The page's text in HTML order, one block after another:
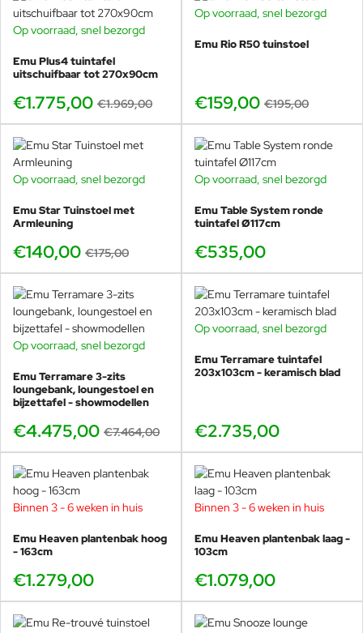
De Emu Combo tuintafel 80x80 cm is een uitstekende
keuze voorhoreca en bedrijven
in te delen op terrassen en het parasolgat maakt het
eenvoudig om in één beweging schaduw te creëren voor
gasten. Door het geperforeerde blad blijft de tafel
bovendien sneller droog na regen, wat prettig is bij
dagelijks gebruik.
Ideaal formaat voor terrassen en hotel patios
Parasolgat centraal geplaatst voor efficiënt
schaduwgebruik
wissels
Tijdloos ontwerp dat past bij verschillende
Wij denken graag mee over aantallen, kleurkeuzes en
combinaties met bijpassende stoelen voor
projectinrichting.
Ruim op voorraad bij Veurst vanaf voorjaar
2026
Veurst is officieel de grootste Emu dealer ter wereld
van2026hebben wij meerdere Emu Combo tuintafels in
verschillende afmetingen en kleuren ruim op voorraad.
bekijken, afwerkingen vergelijken en combinaties maken
van de juiste uitvoering voor uw tuin, terras of project.
-10%
Op voorraad, snel bezorgd
Emu Plus4 tuintafel
uitschuifbaar tot 270x90cm
€1.775,00 €1.969,00
-18%
Op voorraad, snel bezorgd
Emu Rio R50 tuinstoel
€159,00 €195,00
-20%
Op voorraad, snel bezorgd
Emu Star Tuinstoel met
Armleuning
€140,00 €175,00
Op voorraad, snel bezorgd
Emu Table System ronde
tuintafel Ø117cm
€535,00
BUNDELKORTING
-40%
Op voorraad, snel bezorgd
Emu Terramare 3-zits
loungebank, loungestoel en
bijzettafel - showmodellen
€4.475,00 €7.464,00
Op voorraad, snel bezorgd
Emu Terramare tuintafel
203x103cm - keramisch blad
€2.735,00
Binnen 3 - 6 weken in huis
Emu Heaven plantenbak hoog
- 163cm
€1.279,00
Binnen 3 - 6 weken in huis
Emu Heaven plantenbak laag -
103cm
€1.079,00